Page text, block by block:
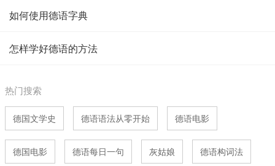
如何使用德语字典
怎样学好德语的方法
热门搜索
德国文学史 德语语法从零开始 德语电影
德国电影 德语每日一句 灰姑娘 德语构词法